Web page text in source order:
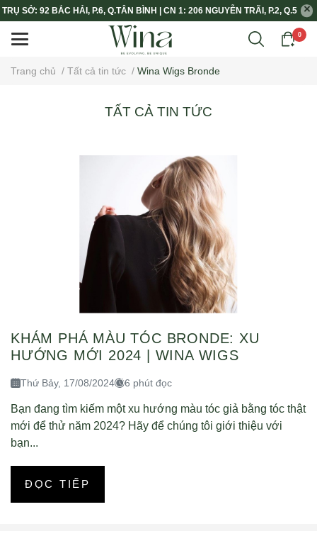
TRỤ SỞ: 92 BẮC HẢI, P.6, Q.TÂN BÌNH | CN 1: 206 NGUYỄN TRÃI, P.2, Q.5
0
Trang chủ / Tất cả tin tức / Wina Wigs Bronde
TẤT CẢ TIN TỨC
KHÁM PHÁ MÀU TÓC BRONDE: XU
HƯỚNG MỚI 2024 | WINA WIGS
Thứ Bảy, 17/08/2024 6 phút đọc
Bạn đang tìm kiếm một xu hướng màu tóc giả bằng tóc thật
mới để thử năm 2024? Hãy để chúng tôi giới thiệu với
bạn...
ĐỌC TIẾP